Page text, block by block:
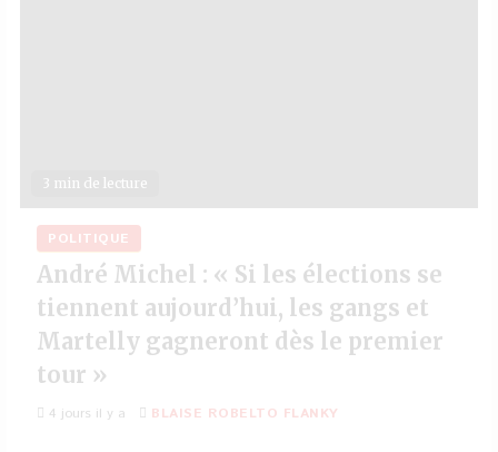
3 min de lecture
POLITIQUE
André Michel : « Si les élections se
tiennent aujourd’hui, les gangs et
Martelly gagneront dès le premier
tour »
4 jours il y a BLAISE ROBELTO FLANKY